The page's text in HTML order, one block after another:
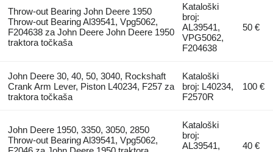
Throw-out Bearing John Deere 1950
Throw-out Bearing Al39541, Vpg5062,
F204638 za John Deere John Deere 1950
traktora točkaša
Kataloški
broj:
AL39541,
VPG5062,
F204638
50 €
John Deere 30, 40, 50, 3040, Rockshaft
Crank Arm Lever, Piston L40234, F257 za
traktora točkaša
Kataloški
broj: L40234,
F2570R
100 €
John Deere 1950, 3350, 3050, 2850
Throw-out Bearing Al39541, Vpg5062,
Kataloški
broj:
AL39541,
40 €